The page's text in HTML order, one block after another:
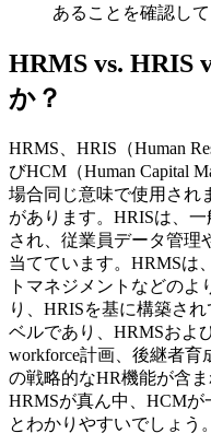
あることを確認して
HRMS vs. HRIS
か？
HRMS、HRIS（Human
びHCM（Human Capital
場合同じ意味で使用され
があります。HRISは、
され、従業員データ管理
当てています。HRMSは
トマネジメントなどのよ
り、HRISを基に構築さ
ベルであり、HRMSおよ
workforce計画、後継者
の戦略的なHR機能が含
HRMSが真ん中、HCM
とわかりやすいでしょう。